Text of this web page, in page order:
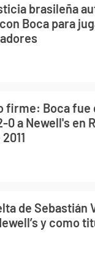
brasileña
Boca para
firme: Boca fue
0 a Newell's en
de Sebastián
y como